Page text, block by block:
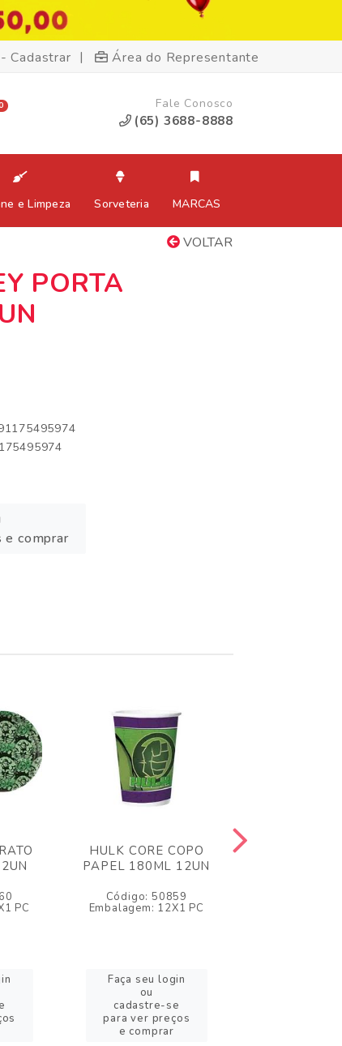
Cadastrar | Área do Representante
Fale Conosco
(65) 3688-8888
e Limpeza Sorveteria MARCAS
VOLTAR
PORTA
e comprar
PC
HULK CORE COPO
PAPEL 180ML 12UN
Código: 50859
Embalagem: 12X1 PC
Faça seu login
ou
cadastre-se
para ver preços
e comprar